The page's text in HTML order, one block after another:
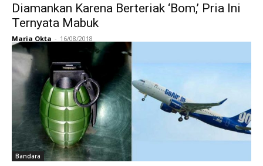
Diamankan Karena Berteriak ‘Bom,’ Pria Ini
Ternyata Mabuk
Maria Okta - 16/08/2018
Bandara